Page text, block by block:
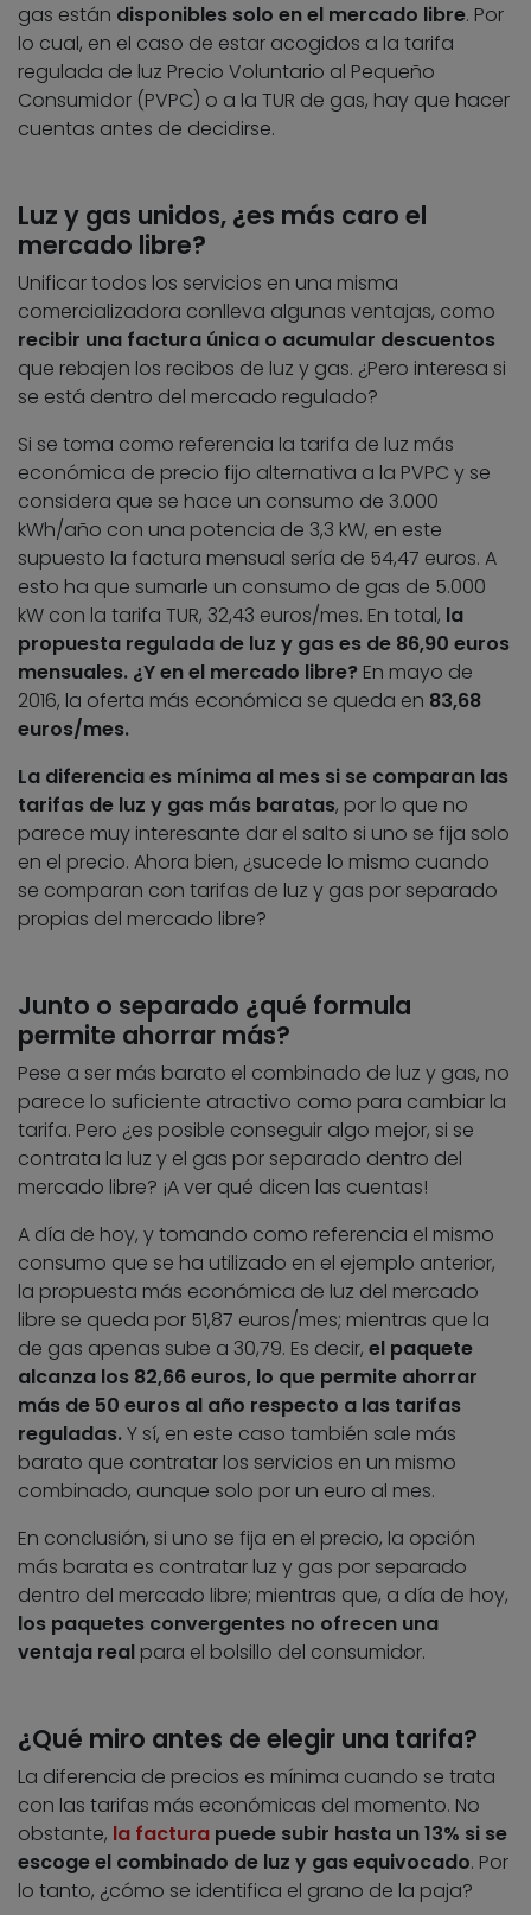
gas están disponibles solo en el mercado libre. Por
lo cual, en el caso de estar acogidos a la tarifa
regulada de luz Precio Voluntario al Pequeño
Consumidor (PVPC) o a la TUR de gas, hay que hacer
cuentas antes de decidirse.
Luz y gas unidos, ¿es más caro el
mercado libre?
Unificar todos los servicios en una misma
comercializadora conlleva algunas ventajas, como
recibir una factura única o acumular descuentos
que rebajen los recibos de luz y gas. ¿Pero interesa si
se está dentro del mercado regulado?
Si se toma como referencia la tarifa de luz más
económica de precio fijo alternativa a la PVPC y se
considera que se hace un consumo de 3.000
kWh/año con una potencia de 3,3 kW, en este
supuesto la factura mensual sería de 54,47 euros. A
esto ha que sumarle un consumo de gas de 5.000
kW con la tarifa TUR, 32,43 euros/mes. En total, la
propuesta regulada de luz y gas es de 86,90 euros
mensuales. ¿Y en el mercado libre? En mayo de
2016, la oferta más económica se queda en 83,68
euros/mes.
La diferencia es mínima al mes si se comparan las
tarifas de luz y gas más baratas, por lo que no
parece muy interesante dar el salto si uno se fija solo
en el precio. Ahora bien, ¿sucede lo mismo cuando
se comparan con tarifas de luz y gas por separado
propias del mercado libre?
Junto o separado ¿qué formula
permite ahorrar más?
Pese a ser más barato el combinado de luz y gas, no
parece lo suficiente atractivo como para cambiar la
tarifa. Pero ¿es posible conseguir algo mejor, si se
contrata la luz y el gas por separado dentro del
mercado libre? ¡A ver qué dicen las cuentas!
A día de hoy, y tomando como referencia el mismo
consumo que se ha utilizado en el ejemplo anterior,
la propuesta más económica de luz del mercado
libre se queda por 51,87 euros/mes; mientras que la
de gas apenas sube a 30,79. Es decir, el paquete
alcanza los 82,66 euros, lo que permite ahorrar
más de 50 euros al año respecto a las tarifas
reguladas.Y sí, en este caso también sale más
barato que contratar los servicios en un mismo
combinado, aunque solo por un euro al mes.
En conclusión, si uno se fija en el precio, la opción
más barata es contratar luz y gas por separado
dentro del mercado libre; mientras que, a día de hoy,
los paquetes convergentes no ofrecen una
ventaja real para el bolsillo del consumidor.
¿Qué miro antes de elegir una tarifa?
La diferencia de precios es mínima cuando se trata
con las tarifas más económicas del momento. No
obstante, la factura puede subir hasta un 13% si se
escoge el combinado de luz y gas equivocado. Por
lo tanto, ¿cómo se identifica el grano de la paja?